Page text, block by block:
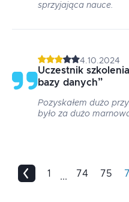
sprzyjająca nauce.
4.10.2024
Uczestnik szkolenia
bazy danych”
Pozyskałem dużo
było za dużo
1 ... 74 75